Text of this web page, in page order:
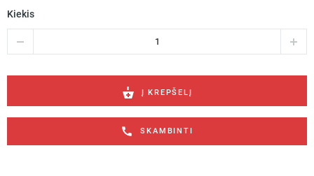
Kiekis
kambario
Bip
Į KREPŠELĮ
SKAMBINTI